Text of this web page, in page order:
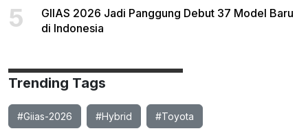
5
GIIAS 2026 Jadi Panggung Debut 37 Model Baru
di Indonesia
Trending Tags
#Giias-2026 #Hybrid #Toyota